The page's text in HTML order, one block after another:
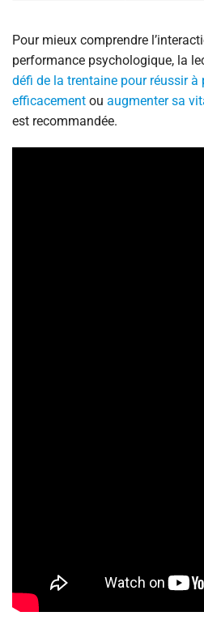
Pour mieux comprendre
performance psychologique, la
défi de la trentaine pour réussir à
efficacement ou augmenter sa
est recommandée.